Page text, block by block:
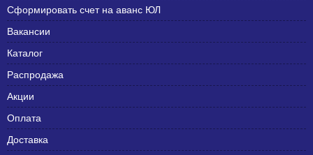
Сформировать счет на аванс ЮЛ
Вакансии
Каталог
Распродажа
Акции
Оплата
Доставка